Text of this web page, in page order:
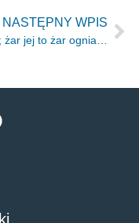
NASTĘPNY WPIS
„Miłość; żar jej to żar ognia, płomień Pański.” Pnp 8.6